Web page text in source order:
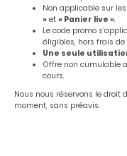
Non applicable sur
» et « Panier live ».
Le code promo
éligibles, hors frais de
Une seule
Offre non cumulable
cours.
Nous nous réservons le droit
moment, sans préavis.